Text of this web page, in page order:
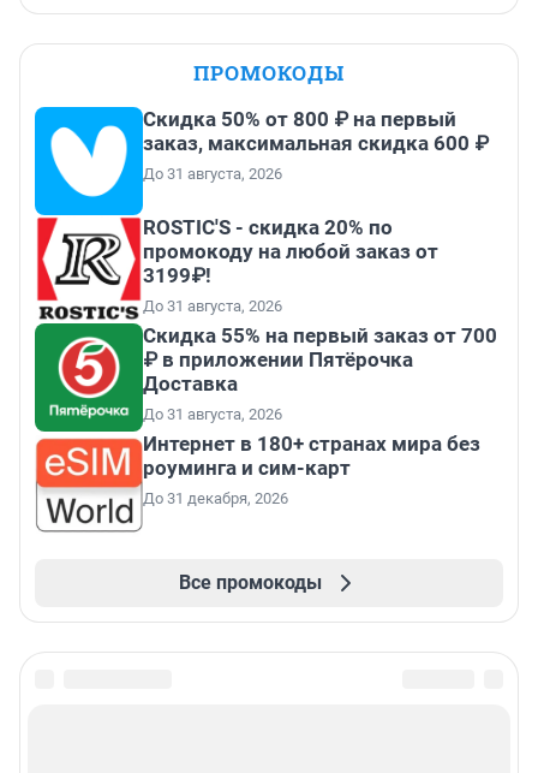
ПРОМОКОДЫ
Скидка 50% от 800 ₽ на первый
заказ, максимальная скидка 600 ₽
До 31 августа, 2026
ROSTIC'S - скидка 20% по
промокоду на любой заказ от
3199₽!
До 31 августа, 2026
Скидка 55% на первый заказ от 700
₽ в приложении Пятёрочка
Доставка
До 31 августа, 2026
Интернет в 180+ странах мира без
роуминга и сим-карт
До 31 декабря, 2026
Все промокоды